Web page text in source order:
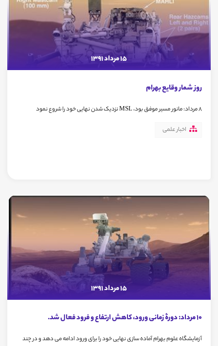
15 مرداد 1391
روز شمار وقایع بهرام
8 مرداد: مانور مسیر موفق بود، MSL نزدیک شدن نهایی خود را شروع نمود
اخبار علمی
15 مرداد 1391
10 مرداد: دورۀ زمانی ورود، کاهش ارتفاع و فرود فعال شد.
آزمایشگاه علوم بهرام آماده سازی نهایی خود را برای ورود ادامه می دهد و در چند